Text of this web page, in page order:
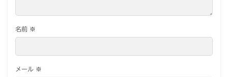
名前 ※
メール ※